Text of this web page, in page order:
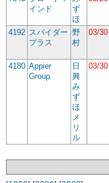
インド
ず
ほ
4192 スパイダー
プラス
野
村
03/30
4180 Appier
Group
日
興
み
ず
ほ
メ
リ
ル
03/30